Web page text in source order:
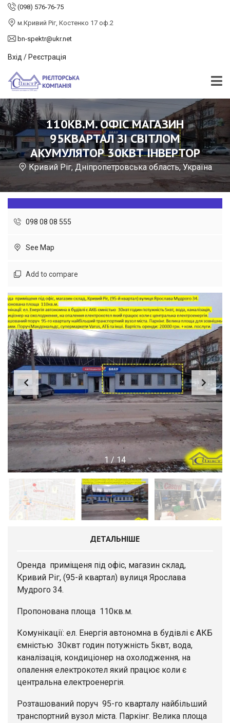
(098) 576-76-75
м.Кривий Ріг, Костенко 17 оф.2
bn-spektr@ukr.net
Вхід / Реєстрація
110КВ.М. ОФІС МАГАЗИН
95КВАРТАЛ ЗІ СВІТЛОМ
АКУМУЛЯТОР 30КВТ ІНВЕРТОР
Кривий Ріг, Дніпропетровська область, Україна
098 08 08 555
See Map
Add to compare
1 / 14
ДЕТАЛЬНІШЕ
Оренда приміщеня під офіс, магазин склад,
Кривий Ріг, (95-й квартал) вулиця Ярослава
Мудрого 34.
Пропонована площа 110кв.м.
Комунікації: ел. Енергія автономна в будівлі є АКБ
ємністью 30квт годин потужність 5квт, вода,
каналізація, кондиціонер на охолодження, на
опалення електрокотел який працює коли є
центральна електроенергія.
Розташований поруч 95-го кварталу найбільший
транспортний вузол міста. Паркінг. Велика площа